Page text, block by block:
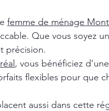
femme de ménage
Que vous soyez
précision.
, vous bénéficiez
flexibles pour que
aussi dans cette